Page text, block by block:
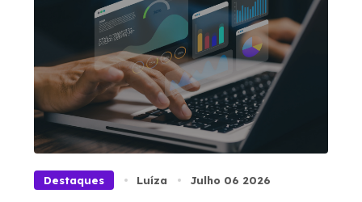
Destaques Luíza Julho 06 2026